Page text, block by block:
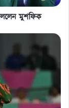
মুশফিক